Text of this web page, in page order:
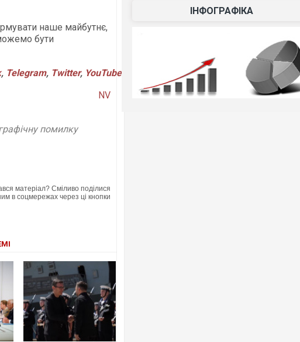
наше майбутнє,
бути
, Telegram, Twitter, YouTube
NV
помилку
матеріал? Сміливо поділися
в соцмережах через ці кнопки
ІНФОГРАФІКА